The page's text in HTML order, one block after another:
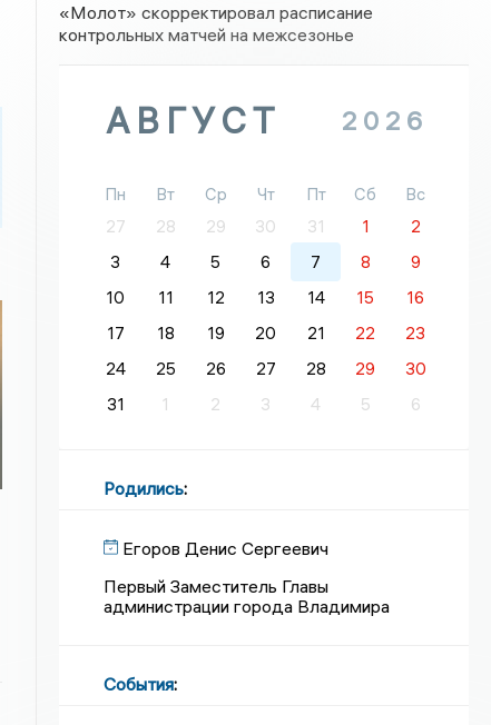
«Молот» скорректировал расписание
контрольных матчей на межсезонье
АВГУСТ 2026
Пн Вт Ср Чт Пт Сб
Вс
27
28 29 30 31 1
2
3
4 5 6 7 8
9
10
11 12 13 14 15
16
17
18 19 20 21 22
23
24
25 26 27 28 29
30
31
1 2 3 4 5 6
Родились:
Егоров Денис Сергеевич
Первый Заместитель Главы
администрации города Владимира
События: